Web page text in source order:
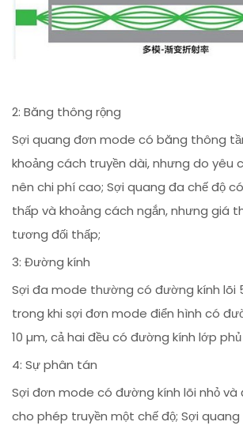
2: Băng thông rộng
Sợi quang đơn mode có băng thông
khoảng cách truyền dài, nhưng do yêu
nên chi phí cao; Sợi quang đa chế độ
thấp và khoảng cách ngắn, nhưng giá
tương đối thấp;
3: Đường kính
Sợi đa mode thường có đường kính lõi
trong khi sợi đơn mode điển hình có
10 µm, cả hai đều có đường kính lớp phủ
4: Sự phân tán
Sợi đơn mode có đường kính lõi nhỏ và
cho phép truyền một chế độ; Sợi